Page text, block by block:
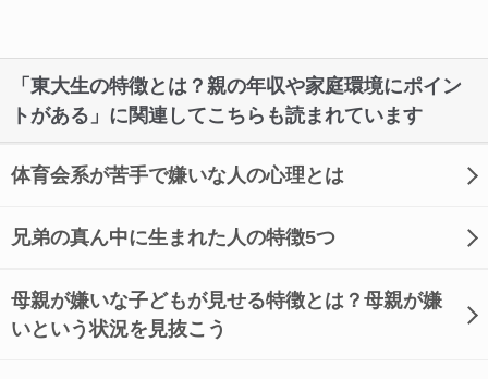
「東大生の特徴とは？親の年収や家庭環境にポイン
トがある」に関連してこちらも読まれています
体育会系が苦手で嫌いな人の心理とは
兄弟の真ん中に生まれた人の特徴5つ
母親が嫌いな子どもが見せる特徴とは？母親が嫌
いという状況を見抜こう